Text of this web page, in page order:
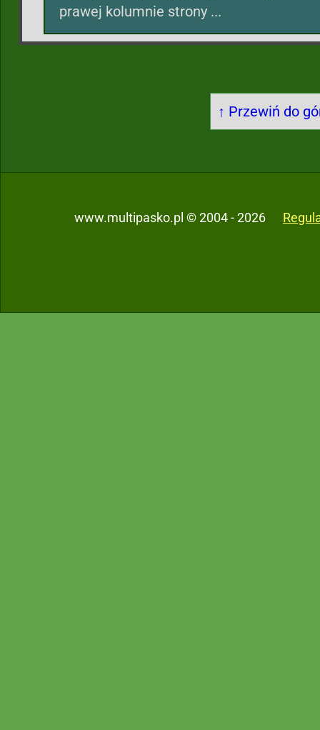
prawej kolumnie strony ...
↑ Przewiń do
www.multipasko.pl © 2004 - 2026